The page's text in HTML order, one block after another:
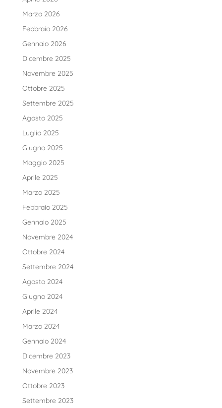
Marzo 2026
Febbraio 2026
Gennaio 2026
Dicembre 2025
Novembre 2025
Ottobre 2025
Settembre 2025
Agosto 2025
Luglio 2025
Giugno 2025
Maggio 2025
Aprile 2025
Marzo 2025
Febbraio 2025
Gennaio 2025
Novembre 2024
Ottobre 2024
Settembre 2024
Agosto 2024
Giugno 2024
Aprile 2024
Marzo 2024
Gennaio 2024
Dicembre 2023
Novembre 2023
Ottobre 2023
Settembre 2023